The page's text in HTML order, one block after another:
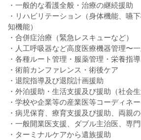
・一般的な看護全般・治療の継続援助
・リハビリテーション（身体機能、嚥
知機能）
・合併症治療（緊急レスキューなど）
・人工呼吸器など高度医療機器管理〜
・各種ルート管理・服薬管理・栄養指導
・術前カンファレンス・術後ケア
・退院指導及び退院計画援助
・外泊援助・生活支援及び援助（社会生
・学校や企業等の産業医等コーディネー
・病児保育、療育支援及び援助、両親
・一般開業医支援、ダブル主治医、専
・ターミナルケアから遺族援助